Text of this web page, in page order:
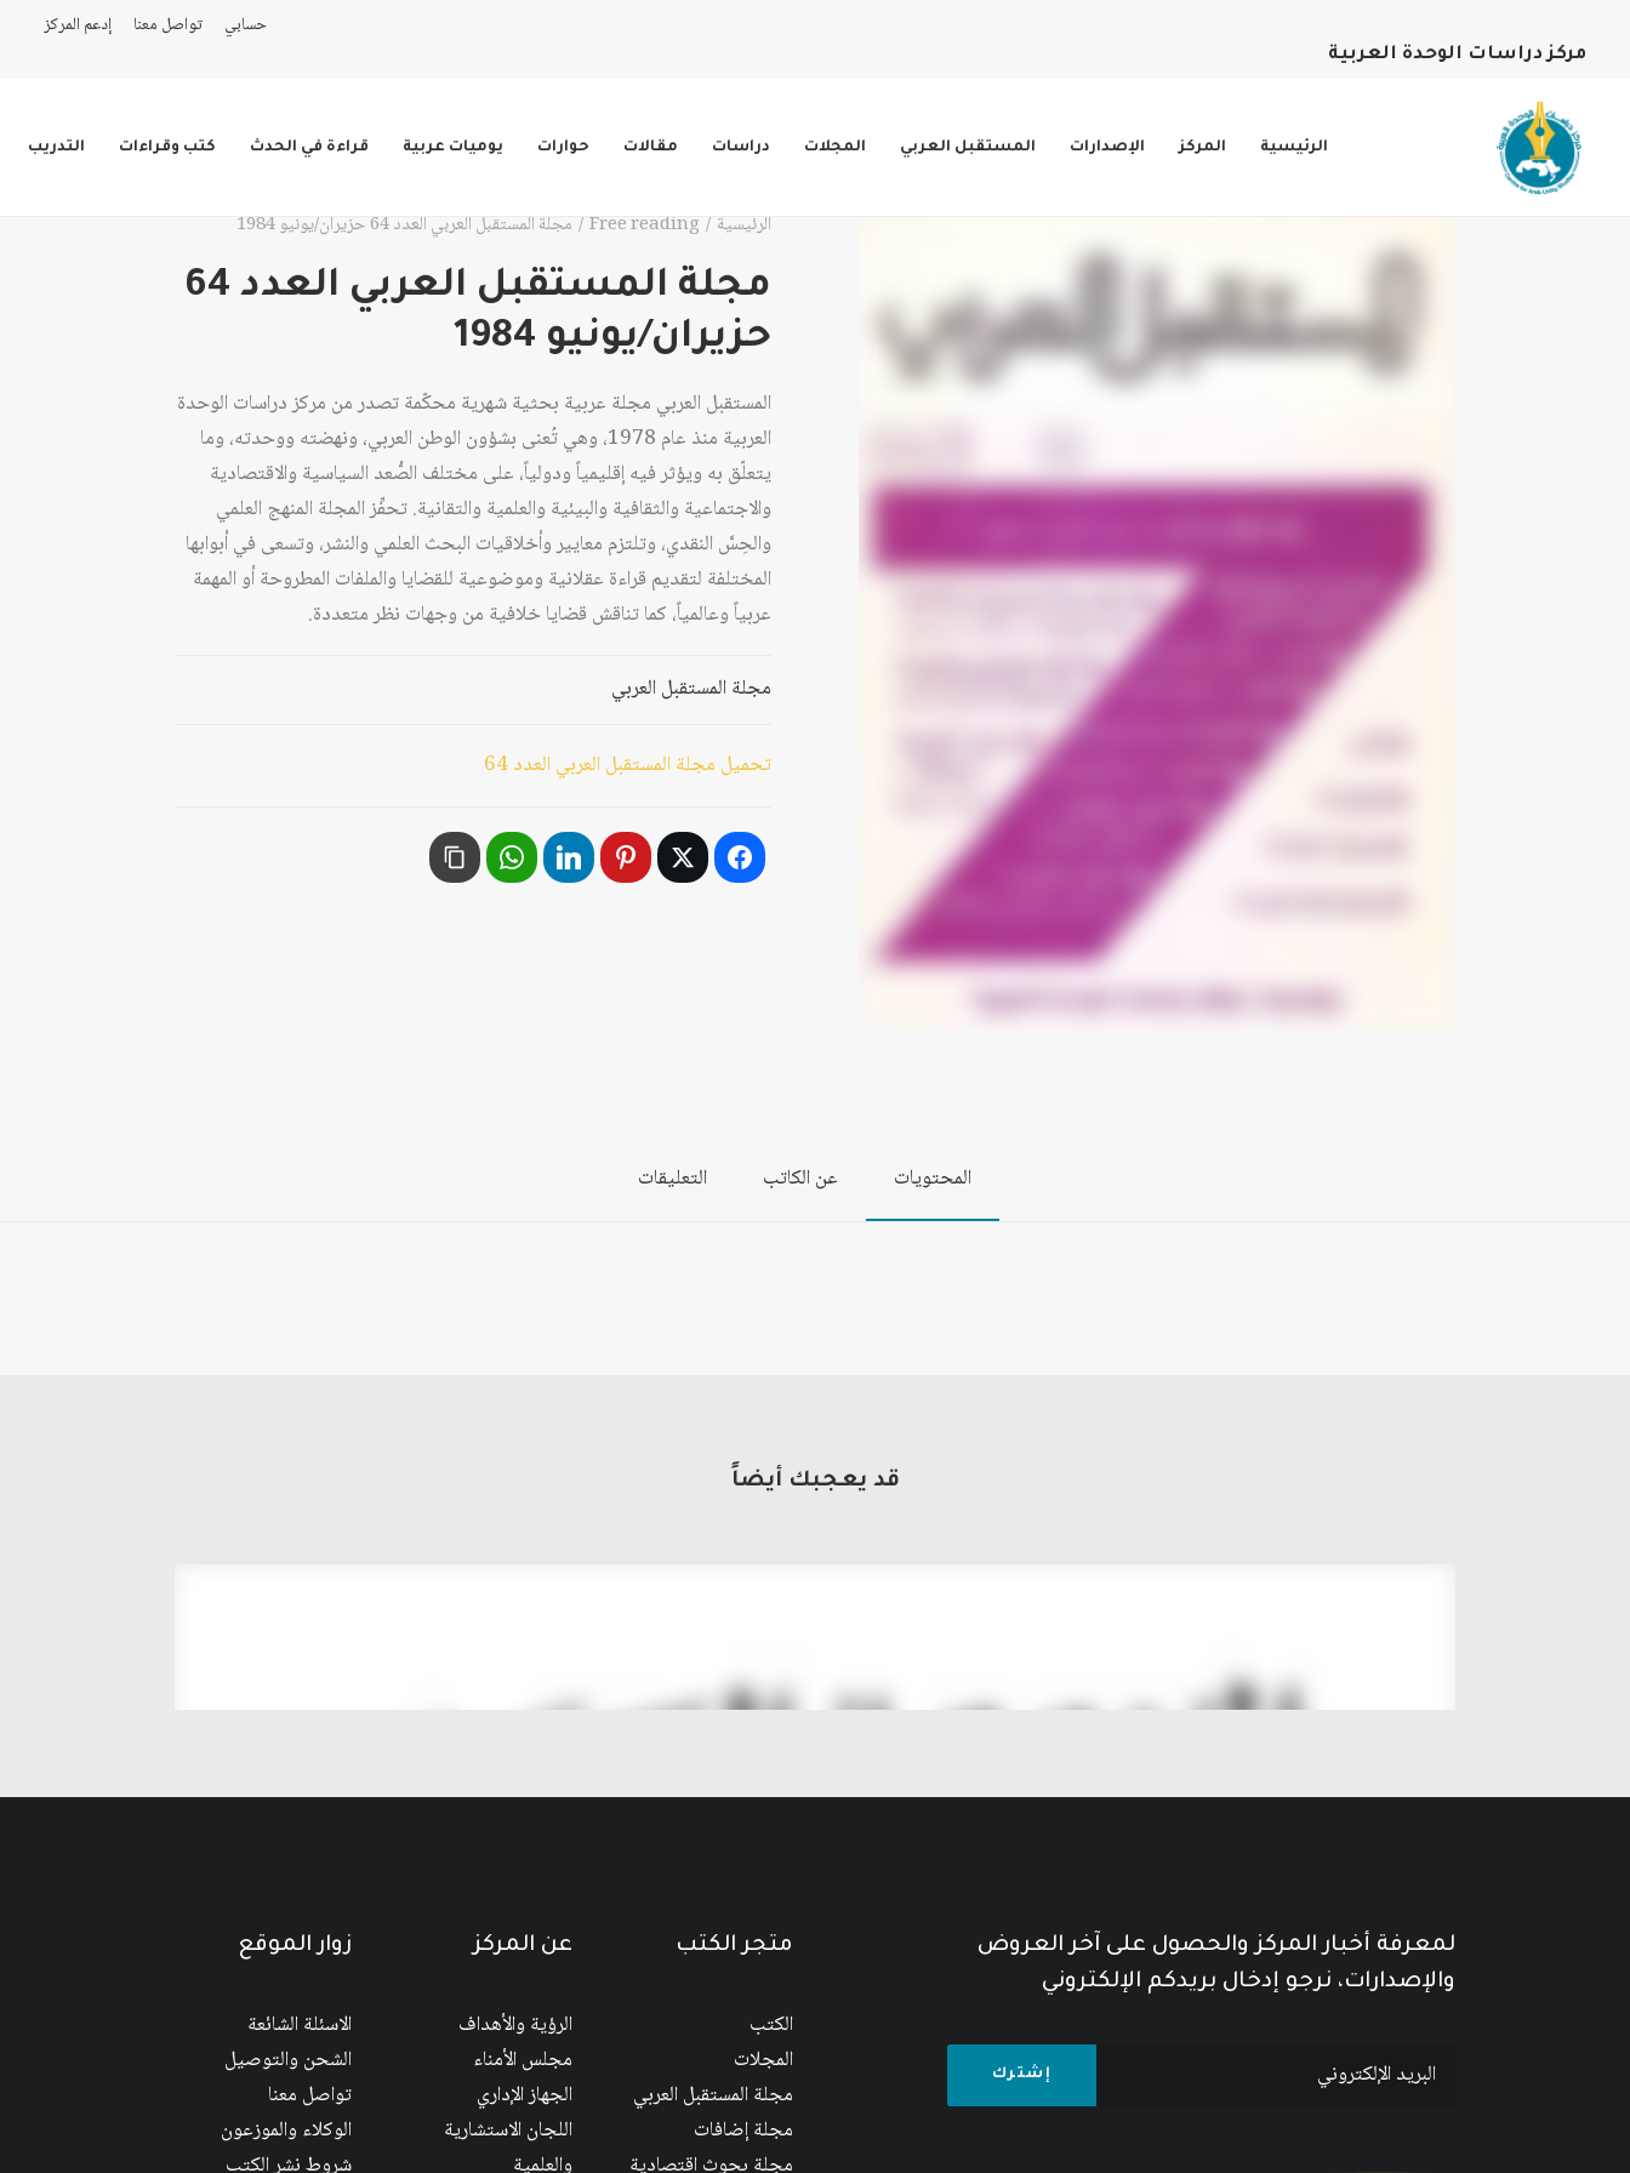
مركز دراسات الوحدة العربية
حسابي تواصل معنا إدعم المركز
الرئيسية المركز الإصدارات المستقبل العربي المجلات دراسات مقالات حوارات يوميات عربية قراءة في الحدث كتب وقراءات التدريب
الرئيسية Free reading مجلة المستقبل العربي العدد 64 حزيران/يونيو 1984
مجلة المستقبل العربي العدد 64
حزيران/يونيو 1984
المستقبل العربي مجلة عربية بحثية شهرية محكّمة تصدر من مركز دراسات الوحدة
العربية منذ عام 1978، وهي تُعنى بشؤون الوطن العربي، ونهضته ووحدته، وما
يتعلّق به ويؤثر فيه إقليمياً ودولياً، على مختلف الصُّعد السياسية والاقتصادية
والاجتماعية والثقافية والبيئية والعلمية والتقانية. تحفِّز المجلة المنهج العلمي
والحِسَّ النقدي، وتلتزم معايير وأخلاقيات البحث العلمي والنشر، وتسعى في أبوابها
المختلفة لتقديم قراءة عقلانية وموضوعية للقضايا والملفات المطروحة أو المهمة
عربياً وعالمياً، كما تناقش قضايا خلافية من وجهات نظر متعددة.
مجلة المستقبل العربي
تحميل مجلة المستقبل العربي العدد 64
المحتويات عن الكاتب التعليقات
قد يعجبك أيضاً
لمعرفة أخبار المركز والحصول على آخر العروض
والإصدارات، نرجو إدخال بريدكم الإلكتروني
متجر الكتب
الكتب
المجلات
مجلة المستقبل العربي
مجلة إضافات
عن المركز
الرؤية والأهداف
مجلس الأمناء
الجهاز الإداري
اللجان الاستشارية
زوار الموقع
الاسئلة الشائعة
الشحن والتوصيل
تواصل معنا
الوكلاء والموزعون